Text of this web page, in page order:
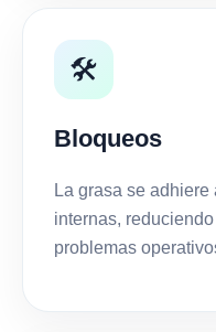
🛠️
Bloqueos
La grasa se
internas,
problemas